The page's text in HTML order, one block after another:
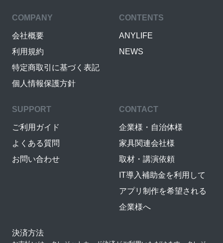
COMPANY
会社概要
利用規約
特定商取引に基づく表記
個人情報保護方針
CONTENTS
ANYLIFE
NEWS
SUPPORT
ご利用ガイド
よくある質問
お問い合わせ
CONTACT
企業様・自治体様
家具関連会社様
取材・講演依頼
IT導入補助金を利用して
アプリ制作を希望される
企業様へ
決済方法